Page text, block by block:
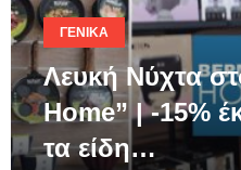
ΓΕΝΙΚΆ
Λευκή Νύχτα
Home” | -15%
τα είδη…